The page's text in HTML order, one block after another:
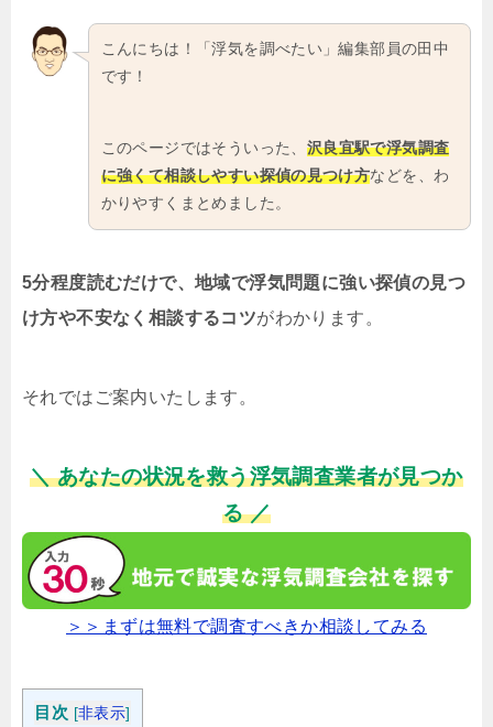
こんにちは！「浮気を調べたい」編集部員の田中
です！
このページではそういった、 沢良宜駅で浮気調査
に強くて相談しやすい探偵の見つけ方などを、わ
かりやすくまとめました。
5分程度読むだけで、地域で浮気問題に強い探偵の見つ
け方や不安なく相談するコツがわかります。
それではご案内いたします。
＼ あなたの状況を救う浮気調査業者が見つか
る ／
＞＞まずは無料で調査すべきか相談してみる
目次 [非表示]